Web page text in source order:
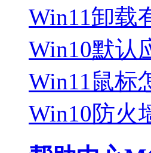
Win11卸载
Win10默认
Win11鼠标
Win10防火